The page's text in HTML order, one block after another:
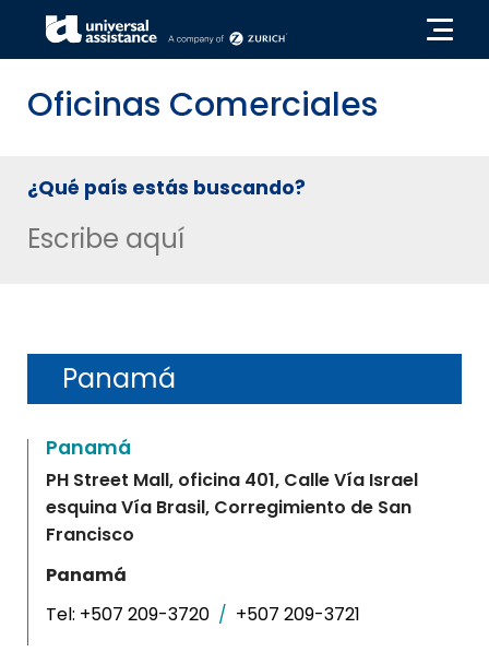
Oficinas Comerciales
¿Qué país estás buscando?
Panamá
Panamá
PH Street Mall, oficina 401, Calle Vía Israel
esquina Vía Brasil, Corregimiento de San
Francisco
Panamá
Tel: +507 209-3720 / +507 209-3721